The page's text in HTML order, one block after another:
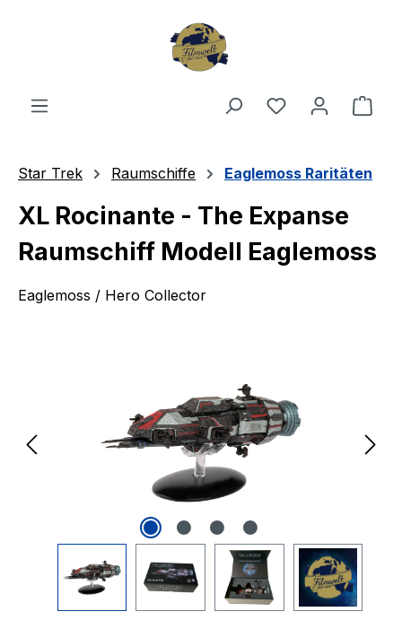
Du hast 0
Star Trek Raumschiffe Eaglemoss Raritäten
XL Rocinante - The Expanse
Raumschiff Modell Eaglemoss
Eaglemoss / Hero Collector